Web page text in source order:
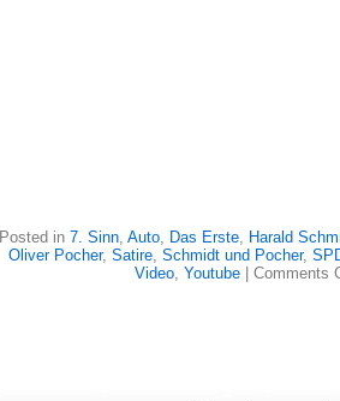
Posted in 7. Sinn, Auto, Das Erste, Harald
Oliver Pocher, Satire, Schmidt und Pocher,
Video, Youtube Comments